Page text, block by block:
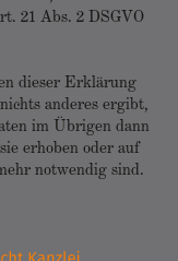
21 Abs. 2 DSGVO
dieser Erklärung
anderes ergibt,
im Übrigen dann
erhoben oder auf
notwendig sind.